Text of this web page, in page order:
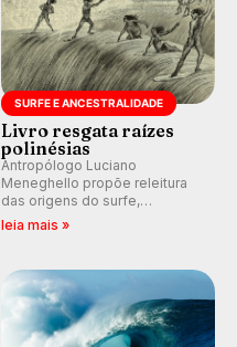
SURFE E ANCESTRALIDADE
Livro resgata raízes
polinésias
Antropólogo Luciano
Meneghello propõe releitura
das origens do surfe,
resgatando a cultura polinésia
prática em esporte e indústria.
leia mais »